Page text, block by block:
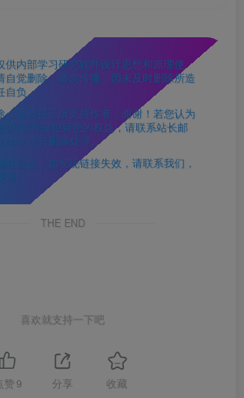
供内部学习研究软件设计思想和原理使
自觉删除，请勿传播，因未及时删除所造
自负。
，请购买正版支持作者，谢谢！若您认为
内容若侵犯到您的权益，请联系站长邮
进行删除处理。
在云盘，如发现链接失效，请联系我们，
。
THE END
喜欢就支持一下吧
赞 9 分享 收藏